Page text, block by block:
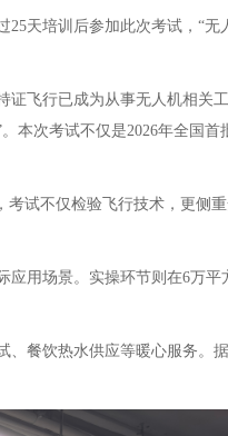
天培训后参加此次考试，“无
证飞行已成为从事无人机相关
本次考试不仅是2026年全国首
考试不仅检验飞行技术，更侧
应用场景。实操环节则在6万平
、餐饮热水供应等暖心服务。